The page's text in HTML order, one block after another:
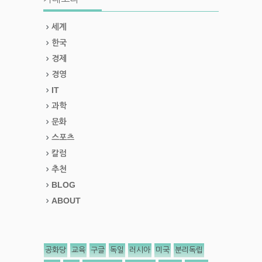
세계
한국
경제
경영
IT
과학
문화
스포츠
칼럼
추천
BLOG
ABOUT
공화당 교육 구글 독일 러시아 미국 분리독립